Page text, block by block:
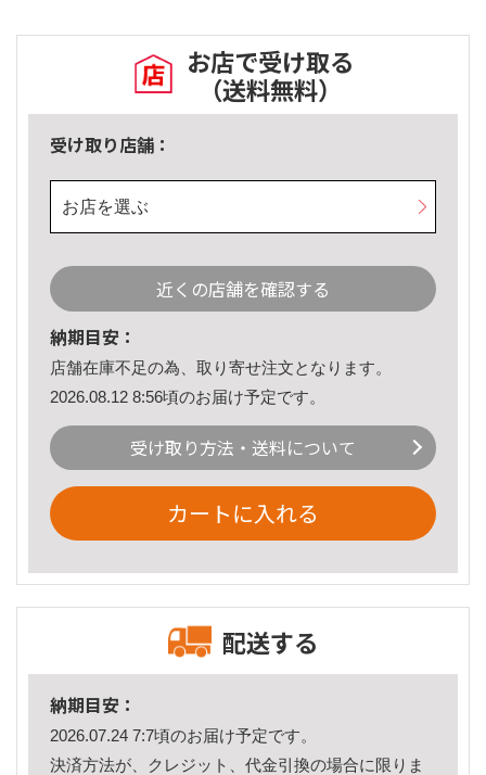
お店で受け取る
（送料無料）
受け取り店舗：
お店を選ぶ
近くの店舗を確認する
納期目安：
店舗在庫不足の為、取り寄せ注文となります。
2026.08.12 8:56頃のお届け予定です。
受け取り方法・送料について
カートに入れる
配送する
納期目安：
2026.07.24 7:7頃のお届け予定です。
決済方法が、クレジット、代金引換の場合に限りま